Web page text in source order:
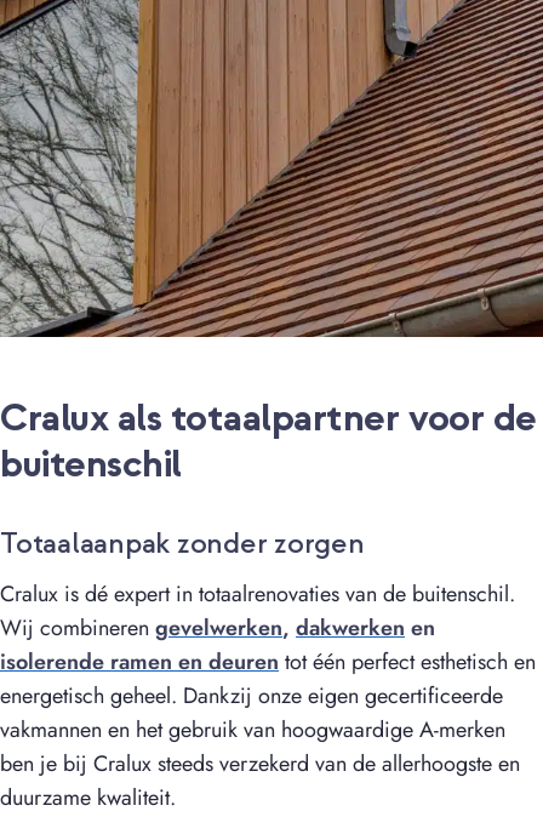
Cralux als totaalpartner voor de
buitenschil
Totaalaanpak zonder zorgen
Cralux is dé expert in totaalrenovaties van de buitenschil.
Wij combineren gevelwerken, dakwerkenen
isolerende ramen en deurentot één perfect esthetisch en
energetisch geheel. Dankzij onze eigen gecertificeerde
vakmannen en het gebruik van hoogwaardige A-merken
ben je bij Cralux steeds verzekerd van de allerhoogste en
duurzame kwaliteit.